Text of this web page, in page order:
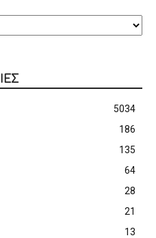
5034
186
135
64
28
21
13